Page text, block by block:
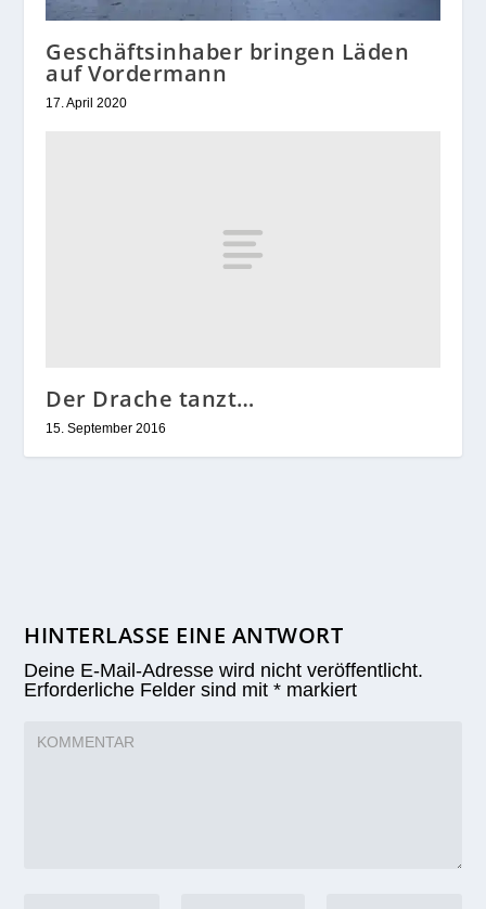
Geschäftsinhaber bringen Läden
auf Vordermann
17. April 2020
Der Drache tanzt…
15. September 2016
HINTERLASSE EINE ANTWORT
Deine E-Mail-Adresse wird nicht veröffentlicht.
Erforderliche Felder sind mit* markiert